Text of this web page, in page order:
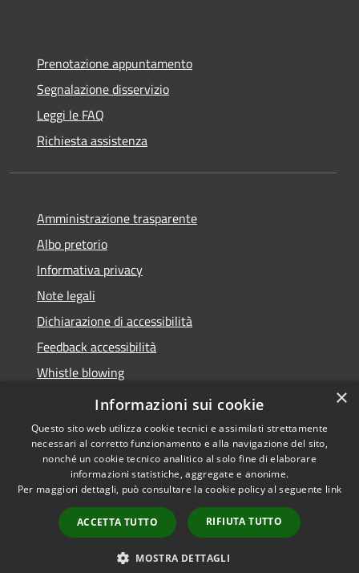
Prenotazione appuntamento
Segnalazione disservizio
Leggi le FAQ
Richiesta assistenza
Amministrazione trasparente
Albo pretorio
Informativa privacy
Note legali
Dichiarazione di accessibilità
Feedback accessibilità
Whistle blowing
Titolare potere sostitutivo
Accessibilità
Copyright © 2026 • Comune di
Lurate Caccivio • Powered by
Municipium•
Accesso
redazione
×
Informazioni sui cookie
Questo sito web utilizza cookie tecnici e assimilati strettamente
necessari al corretto funzionamento e alla navigazione del sito,
nonché un cookie tecnico analitico al solo fine di elaborare
informazioni statistiche, aggregate e anonime.
Per maggiori dettagli, può consultare la cookie policy al seguente link
ACCETTA TUTTO RIFIUTA TUTTO
MOSTRA DETTAGLI